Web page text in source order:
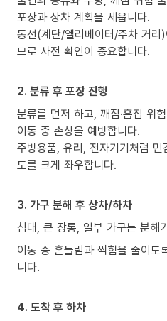
포장과 상차 계획을 세웁니다.
동선(계단/엘리베이터/주차 거
므로 사전 확인이 중요합니다.
2. 분류 후 포장 진행
분류를 먼저 하고, 깨짐·흠집 위
이동 중 손상을 예방합니다.
주방용품, 유리, 전자기기처럼
도를 크게 좌우합니다.
3. 가구 분해 후 상차/하차
침대, 큰 장롱, 일부 가구는 분해
이동 중 흔들림과 찍힘을 줄이도
니다.
4. 도착 후 하차